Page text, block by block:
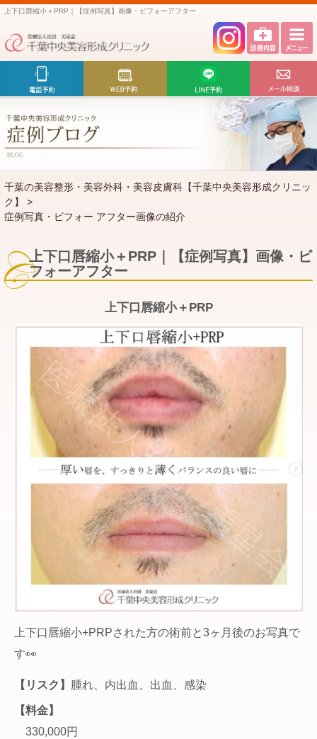
上下口唇縮小＋PRP｜【症例写真】画像・ビフォーアフター
千葉の美容整形・美容外科・美容皮膚科【千葉中央美容形成クリニッ
ク】
>
症例写真・ビフォー アフター画像の紹介
上下口唇縮小＋PRP｜【症例写真】画像・ビ
フォーアフター
上下口唇縮小＋PRP
上下口唇縮小+PRPされた方の術前と3ヶ月後のお写真で
す👀
【リスク】 腫れ、内出血、出血、感染
【料金】
330,000円